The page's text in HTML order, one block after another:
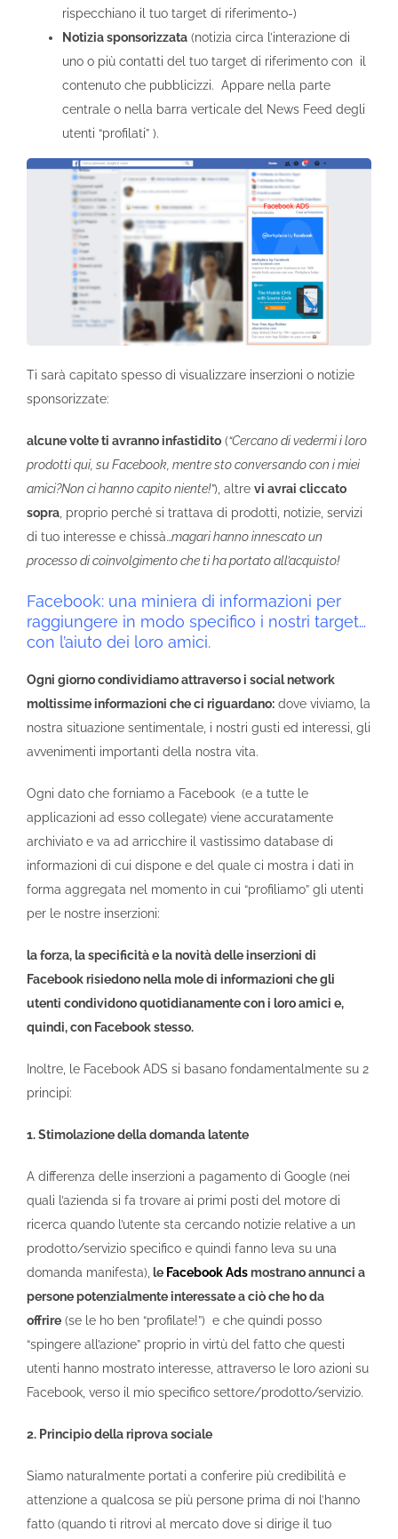
rispecchiano il tuo target di riferimento-)
Notizia sponsorizzata (notizia circa l’interazione di
uno o più contatti del tuo target di riferimento con il
contenuto che pubblicizzi. Appare nella parte
centrale o nella barra verticale del News Feed degli
utenti “profilati” ).
Ti sarà capitato spesso di visualizzare inserzioni o notizie
sponsorizzate:
alcune volte ti avranno infastidito (“Cercano di vedermi i loro
prodotti qui, su Facebook, mentre sto conversando con i miei
amici?Non ci hanno capito niente!”), altre vi avrai cliccato
sopra, proprio perché si trattava di prodotti, notizie, servizi
di tuo interesse e chissà…magari hanno innescato un
processo di coinvolgimento che ti ha portato all’acquisto!
Facebook: una miniera di informazioni per
raggiungere in modo specifico i nostri target…
con l’aiuto dei loro amici.
Ogni giorno condividiamo attraverso i social network
moltissime informazioni che ci riguardano: dove viviamo, la
nostra situazione sentimentale, i nostri gusti ed interessi, gli
avvenimenti importanti della nostra vita.
Ogni dato che forniamo a Facebook (e a tutte le
applicazioni ad esso collegate) viene accuratamente
archiviato e va ad arricchire il vastissimo database di
informazioni di cui dispone e del quale ci mostra i dati in
forma aggregata nel momento in cui “profiliamo” gli utenti
per le nostre inserzioni:
la forza, la specificità e la novità delle inserzioni di
Facebook risiedono nella mole di informazioni che gli
utenti condividono quotidianamente con i loro amici e,
quindi, con Facebook stesso.
Inoltre, le Facebook ADS si basano fondamentalmente su 2
principi:
1. Stimolazione della domanda latente
A differenza delle inserzioni a pagamento di Google (nei
quali l’azienda si fa trovare ai primi posti del motore di
ricerca quando l’utente sta cercando notizie relative a un
prodotto/servizio specifico e quindi fanno leva su una
domanda manifesta), le Facebook Adsmostrano annunci a
persone potenzialmente interessate a ciò che ho da
offrire (se le ho ben “profilate!”) e che quindi posso
“spingere all’azione” proprio in virtù del fatto che questi
utenti hanno mostrato interesse, attraverso le loro azioni su
Facebook, verso il mio specifico settore/prodotto/servizio.
2. Principio della riprova sociale
Siamo naturalmente portati a conferire più credibilità e
attenzione a qualcosa se più persone prima di noi l’hanno
fatto (quando ti ritrovi al mercato dove si dirige il tuo